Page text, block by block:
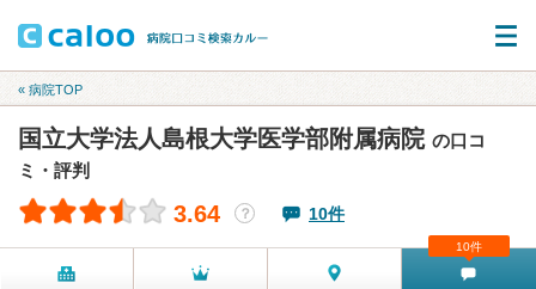
« 病院TOP
国立大学法人島根大学医学部附属病院 の口コ
ミ・評判
3.64 ？ 10件
10件